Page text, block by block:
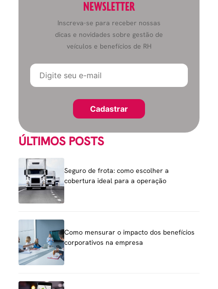
NEWSLETTER
Inscreva-se para receber nossas
dicas e novidades sobre gestão de
veículos e benefícios de RH
ÚLTIMOS POSTS
Seguro de frota: como escolher a
cobertura ideal para a operação
Como mensurar o impacto dos benefícios
corporativos na empresa